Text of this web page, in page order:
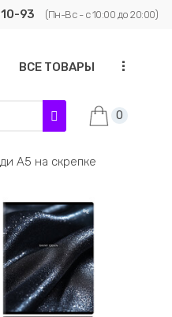
93 (Пн-Вс - с 10:00 до 20:00)
ВСЕ ТОВАРЫ ...
0
А5 на скрепке